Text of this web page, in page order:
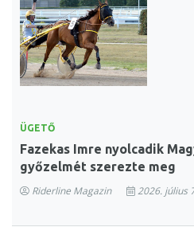
ÜGETŐ
Fazekas Imre nyolcadik
győzelmét szerezte meg
Riderline Magazin 2026. július